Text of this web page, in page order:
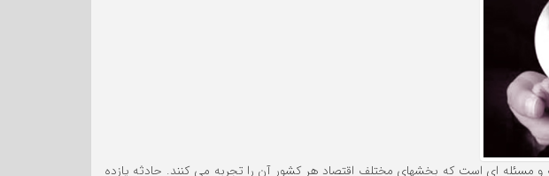
مسئله ای است که بخشهای مختلف اقتصاد هر کشور آن را تجربه می کنند. حادثه یازده